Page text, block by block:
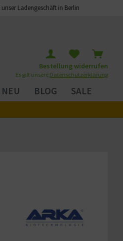
unser Ladengeschäft in Berlin
Bestellung widerrufen
Es gilt unsere Datenschutzerklärung
NEU BLOG SALE